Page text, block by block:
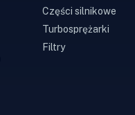
Części silnikowe
Turbosprężarki
Filtry